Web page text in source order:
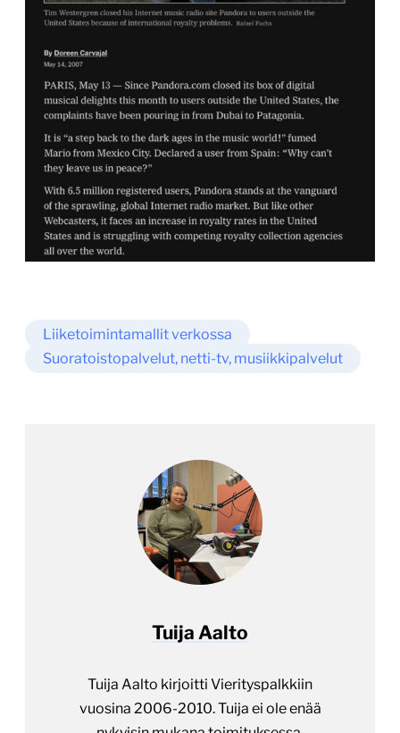
Liiketoimintamallit verkossa
Suoratoistopalvelut, netti-tv, musiikkipalvelut
Tuija Aalto
Tuija Aalto kirjoitti Vierityspalkkiin
vuosina 2006-2010. Tuija ei ole enää